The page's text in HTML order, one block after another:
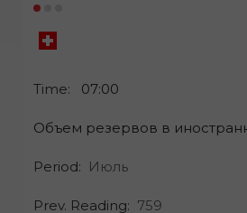
Time: 07:00
Объем резервов в
Period: Июль
Prev. Reading: 759